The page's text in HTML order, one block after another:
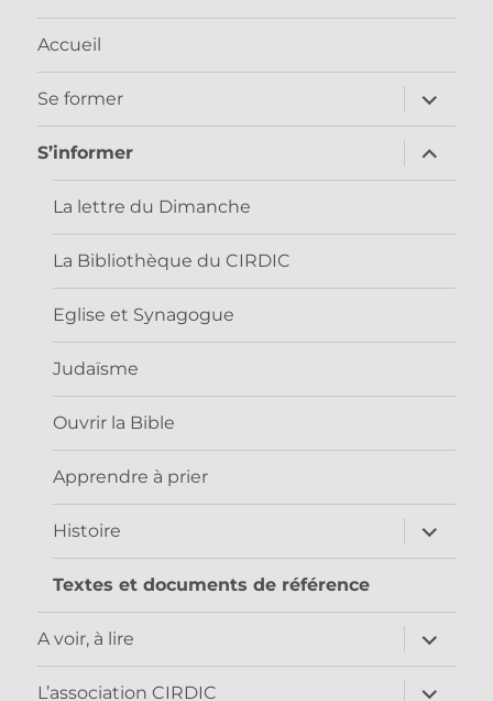
Accueil
Se former
ouvrir
le
sous-
menu
S’informer
ouvrir
le
sous-
La lettre du Dimanche
La Bibliothèque du CIRDIC
Eglise et Synagogue
Judaïsme
Ouvrir la Bible
Apprendre à prier
Histoire
ouvrir
le
sous-
Textes et documents de référence
A voir, à lire
ouvrir
le
sous-
menu
L’association CIRDIC
ouvrir